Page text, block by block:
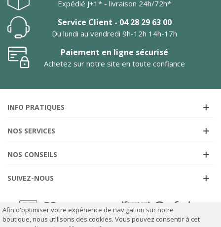
Expédié J+1* - livraison 24h/72h*
Service Client - 04 28 29 63 00
Du lundi au vendredi 9h-12h 14h-17h
Paiement en ligne sécurisé
Achetez sur notre site en toute confiance
INFO PRATIQUES
NOS SERVICES
NOS CONSEILS
SUIVEZ-NOUS
Afin d'optimiser votre expérience de navigation sur notre
boutique, nous utilisons des cookies. Vous pouvez consentir à cet